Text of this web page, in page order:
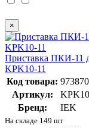
×
Приставка ПКИ-11
KPK10-11
Код товара:
Артикул:
Бренд:
IEK
На складе 149 шт